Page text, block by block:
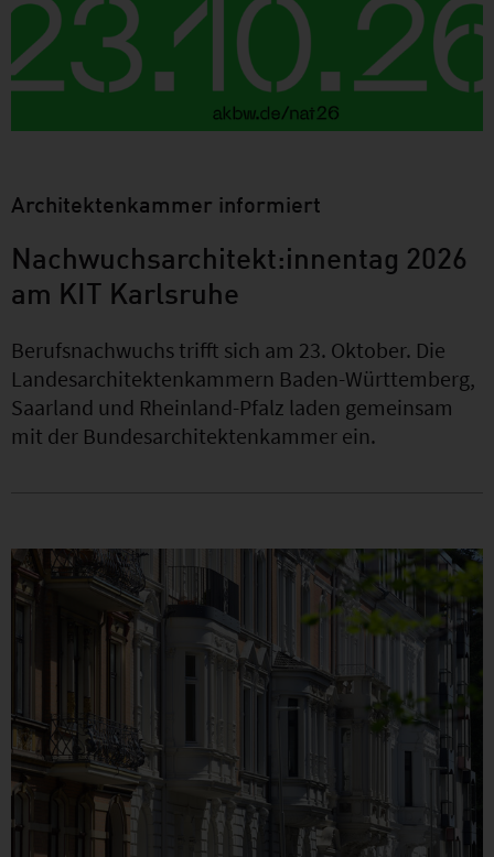
Architektenkammer informiert
Nachwuchsarchitekt:innentag 2026
am KIT Karlsruhe
Berufsnachwuchs trifft sich am 23. Oktober. Die
Landesarchitektenkammern Baden-Württemberg,
Saarland und Rheinland-Pfalz laden gemeinsam
mit der Bundesarchitektenkammer ein.